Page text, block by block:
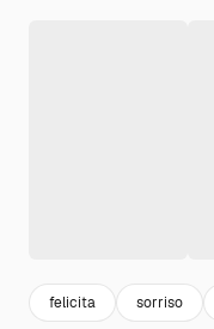
felicita sorriso